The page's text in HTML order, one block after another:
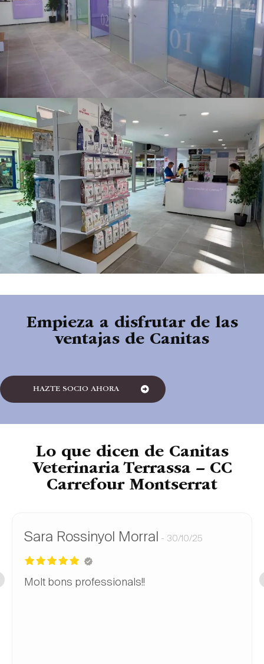
Empieza a disfrutar de las
ventajas de Canitas
HAZTE SOCIO AHORA
Lo que dicen de Canitas
Veterinaria Terrassa – CC
Carrefour Montserrat
Sara Rossinyol Morral 30/10/25
Molt bons professionals!!